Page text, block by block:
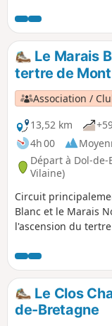
mais s'en distingue
au Sud, la
Fontaine Saint-
Le Marais
tertre de
Association /
13,52 km
4h 00
Départ à Dol-
Vilaine)
Circuit
Blanc et le Marais
l'ascension du
irrégulier). Le circuit
Bretagne et Mont-
Baie du Mont
Le Clos
de-Bretagne